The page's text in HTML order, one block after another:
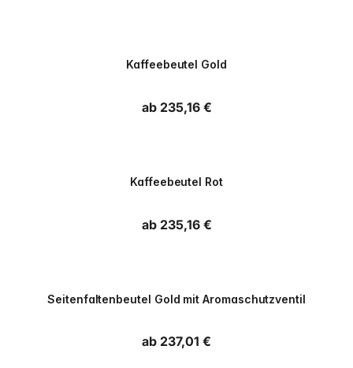
Kaffeebeutel Gold
Normaler Preis
ab 235,16 €
Kaffeebeutel Rot
Normaler Preis
ab 235,16 €
Seitenfaltenbeutel Gold mit Aromaschutzventil
Normaler Preis
ab 237,01 €